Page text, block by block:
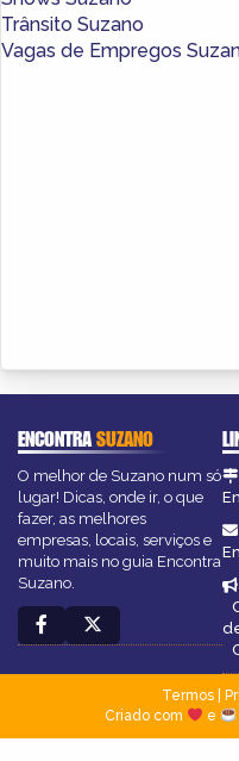
Trânsito Suzano
Vagas de Empregos
ENCONTRASUZANO
O melhor de Suzano num só
lugar! Dicas, onde ir, o que
fazer, as melhores
empresas, locais, serviços e
muito mais no guia Encontra
Suzano.
Termos|
Criado com
e